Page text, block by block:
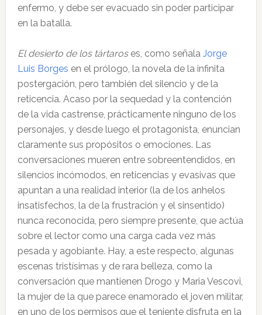
enfermo, y debe ser evacuado sin poder participar
en la batalla.
El desierto de los tártaroses, como señala Jorge
Luis Borges en el prólogo, la novela de la infinita
postergación, pero también del silencio y de la
reticencia. Acaso por la sequedad y la contención
de la vida castrense, prácticamente ninguno de los
personajes, y desde luego el protagonista, enuncian
claramente sus propósitos o emociones. Las
conversaciones mueren entre sobreentendidos, en
silencios incómodos, en reticencias y evasivas que
apuntan a una realidad interior (la de los anhelos
insatisfechos, la de la frustración y el sinsentido)
nunca reconocida, pero siempre presente, que actúa
sobre el lector como una carga cada vez más
pesada y agobiante. Hay, a este respecto, algunas
escenas tristísimas y de rara belleza, como la
conversación que mantienen Drogo y Maria Vescovi,
la mujer de la que parece enamorado el joven militar,
en uno de los permisos que el teniente disfruta en la